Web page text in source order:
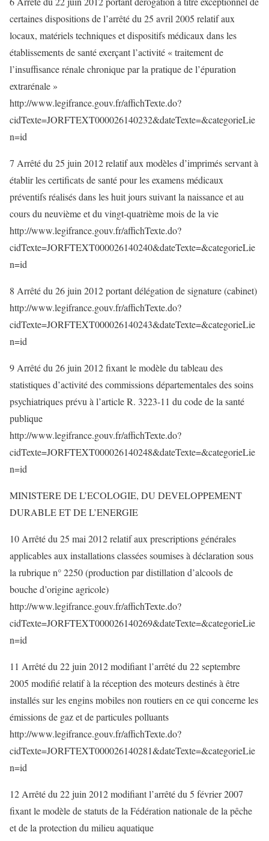
certaines dispositions de l’arrêté du 25 avril 2005 relatif aux
locaux, matériels techniques et dispositifs médicaux dans les
établissements de santé exerçant l’activité « traitement de
l’insuffisance rénale chronique par la pratique de l’épuration
extrarénale »
http://www.legifrance.gouv.fr/affichTexte.do?
cidTexte=JORFTEXT000026140232&dateTexte=&categorieLie
n=id
7 Arrêté du 25 juin 2012 relatif aux modèles d’imprimés servant à
établir les certificats de santé pour les examens médicaux
préventifs réalisés dans les huit jours suivant la naissance et au
cours du neuvième et du vingt-quatrième mois de la vie
http://www.legifrance.gouv.fr/affichTexte.do?
cidTexte=JORFTEXT000026140240&dateTexte=&categorieLie
n=id
8 Arrêté du 26 juin 2012 portant délégation de signature (cabinet)
http://www.legifrance.gouv.fr/affichTexte.do?
cidTexte=JORFTEXT000026140243&dateTexte=&categorieLie
n=id
9 Arrêté du 26 juin 2012 fixant le modèle du tableau des
statistiques d’activité des commissions départementales des soins
psychiatriques prévu à l’article R. 3223-11 du code de la santé
publique
http://www.legifrance.gouv.fr/affichTexte.do?
cidTexte=JORFTEXT000026140248&dateTexte=&categorieLie
n=id
MINISTERE DE L’ECOLOGIE, DU DEVELOPPEMENT
DURABLE ET DE L’ENERGIE
10 Arrêté du 25 mai 2012 relatif aux prescriptions générales
applicables aux installations classées soumises à déclaration sous
la rubrique n° 2250 (production par distillation d’alcools de
bouche d’origine agricole)
http://www.legifrance.gouv.fr/affichTexte.do?
cidTexte=JORFTEXT000026140269&dateTexte=&categorieLie
n=id
11 Arrêté du 22 juin 2012 modifiant l’arrêté du 22 septembre
2005 modifié relatif à la réception des moteurs destinés à être
installés sur les engins mobiles non routiers en ce qui concerne les
émissions de gaz et de particules polluants
http://www.legifrance.gouv.fr/affichTexte.do?
cidTexte=JORFTEXT000026140281&dateTexte=&categorieLie
n=id
12 Arrêté du 22 juin 2012 modifiant l’arrêté du 5 février 2007
fixant le modèle de statuts de la Fédération nationale de la pêche
et de la protection du milieu aquatique